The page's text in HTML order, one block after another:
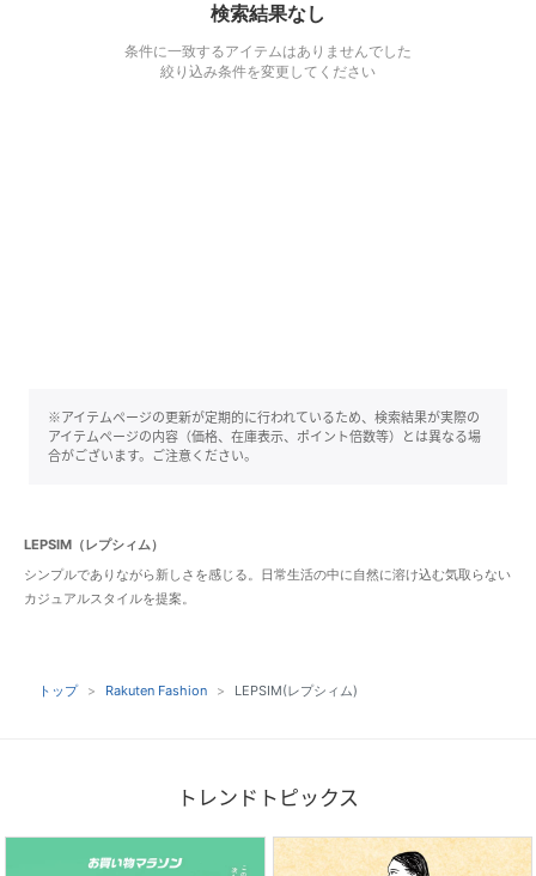
検索結果なし
条件に一致するアイテムはありませんでした
絞り込み条件を変更してください
※アイテムページの更新が定期的に行われているため、検索結果が実際の
アイテムページの内容（価格、在庫表示、ポイント倍数等）とは異なる場
合がございます。ご注意ください。
LEPSIM（レプシィム）
シンプルでありながら新しさを感じる。日常生活の中に自然に溶け込む気取らない
カジュアルスタイルを提案。
トップ Rakuten Fashion LEPSIM(レプシィム)
トレンドトピックス